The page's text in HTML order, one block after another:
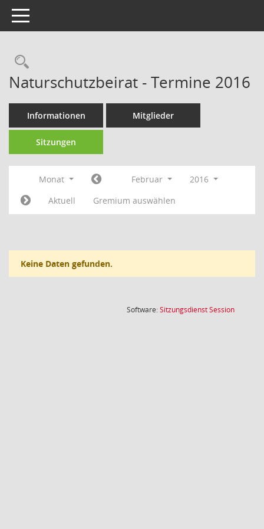
Toggle navigation
Rechercheauswahl
Naturschutzbeirat - Termine 2016
Informationen Mitglieder
Sitzungen
Monat Februar
2016
Aktuell
Gremium auswählen
Keine Daten gefunden.
Software:SitzungsdienstSession(Wird in